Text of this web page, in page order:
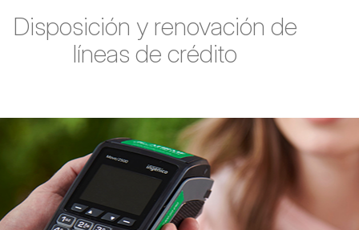
Disposición y renovación de
líneas de crédito